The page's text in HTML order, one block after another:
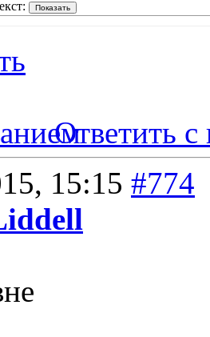
Ответить с
15:15 #774